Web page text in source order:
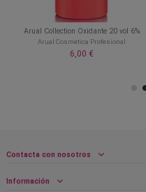
Arual Collection Oxidante 20 vol 6%
Arual Cosmetica Profesional
6,00 €
Contacta con nosotros
Información